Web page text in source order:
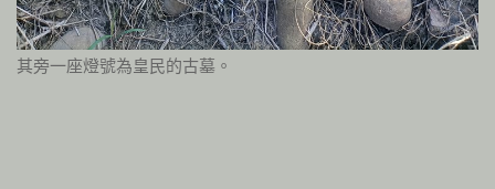
其旁一座燈號為皇民的古墓。